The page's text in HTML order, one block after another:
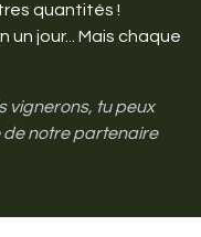
quantités !
jour... Mais chaque
vignerons, tu peux
de notre partenaire